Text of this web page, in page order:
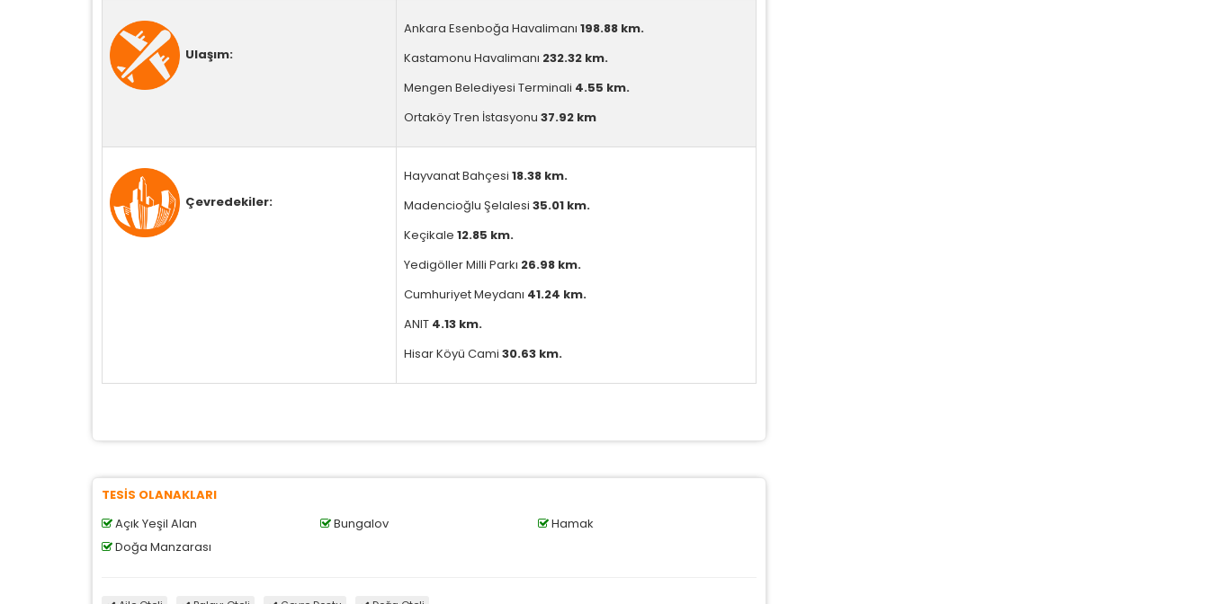
Ulaşım:
Ankara Esenboğa Havalimanı 198.88 km.
Kastamonu Havalimanı 232.32 km.
Mengen Belediyesi Terminali 4.55 km.
Ortaköy Tren İstasyonu 37.92 km
Çevredekiler:
Hayvanat Bahçesi 18.38 km.
Madencioğlu Şelalesi 35.01 km.
Keçikale 12.85 km.
Yedigöller Milli Parkı 26.98 km.
Cumhuriyet Meydanı 41.24 km.
ANIT 4.13 km.
Hisar Köyü Cami 30.63 km.
TESİS OLANAKLARI
Açık Yeşil Alan
Bungalov
Hamak
Doğa Manzarası